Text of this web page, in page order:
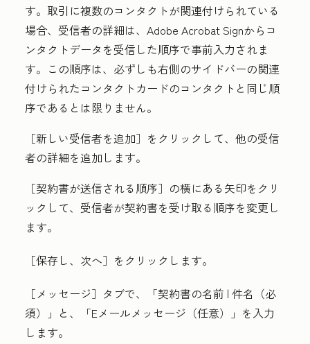
す。取引に複数のコンタクトが関連付けられている
場合、受信者の詳細は、Adobe Acrobat Signからコ
ンタクトデータを受信した順序で事前入力されま
す。この順序は、必ずしも右側のサイドバーの関連
付けられたコンタクトカードのコンタクトと同じ順
序であるとは限りません。
［新しい受信者を追加］をクリックして、他の受信
者の詳細を追加します。
［契約書が送信される順序］の横にある矢印をクリ
ックして、受信者が契約書を受け取る順序を変更し
ます。
［保存し、次へ］ をクリックします。
［メッセージ］タブで、
「契約書の名前 | 件名（必
須）」と、
「Eメールメッセージ（任意）」を入力
します。